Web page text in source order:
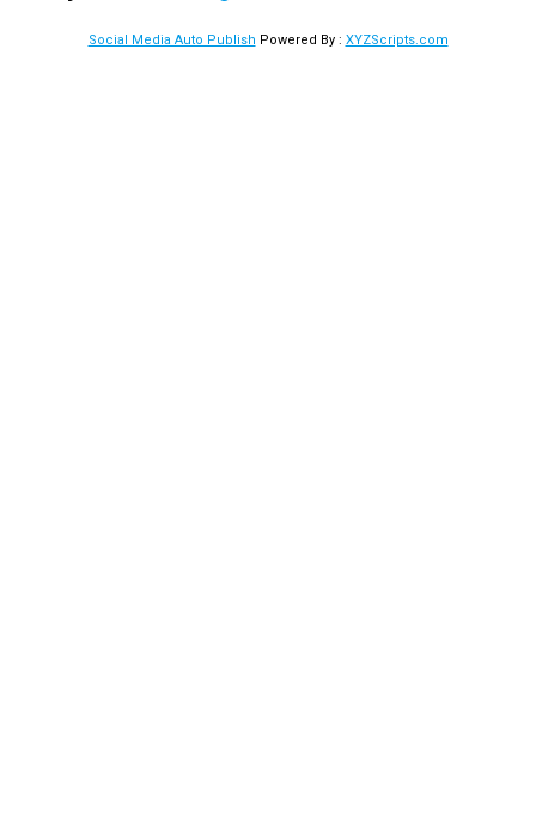
Social Media Auto Publish Powered By : XYZScripts.com